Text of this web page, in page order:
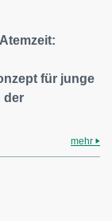
für junge
der
mehr